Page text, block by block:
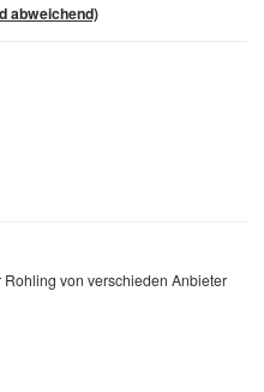
abweichend)
von verschieden Anbieter